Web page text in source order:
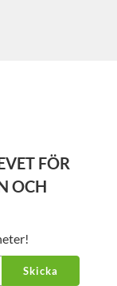
FÖR
OCH
Skicka